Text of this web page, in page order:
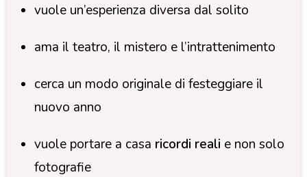
vuole un’esperienza diversa dal solito
ama il teatro, il mistero e l’intrattenimento
cerca un modo originale di festeggiare il
nuovo anno
vuole portare a casa ricordi reali e non solo
fotografie